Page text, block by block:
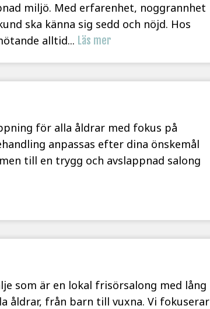
miljö. Med erfarenhet, noggrannhet
ska känna sig sedd och nöjd. Hos
alltid... Läs mer
för alla åldrar med fokus på
anpassas efter dina önskemål
till en trygg och avslappnad salong
som är en lokal frisörsalong med lång
åldrar, från barn till vuxna. Vi fokuserar